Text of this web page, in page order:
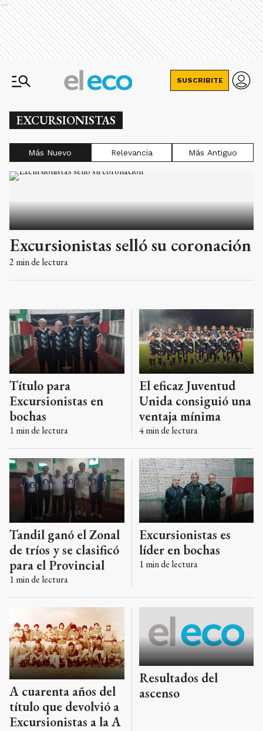
Ads
SUSCRIBITE
EXCURSIONISTAS
Más Nuevo Relevancia Más Antiguo
Excursionistas selló su coronación
2 min de lectura
Título para
Excursionistas en
bochas
1 min de lectura
El eficaz Juventud
Unida consiguió una
ventaja mínima
4min de lectura
Tandil ganó el Zonal
de tríos y se clasificó
para el Provincial
1 min de lectura
Excursionistas es
líder en bochas
1 min de lectura
A cuarenta años del
título que devolvió a
Excursionistas a la A
Resultados del
ascenso